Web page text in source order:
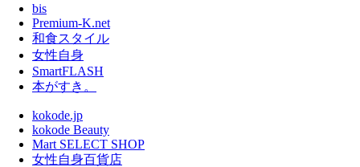
bis
Premium-K.net
和食スタイル
女性自身
SmartFLASH
本がすき。
kokode.jp
kokode Beauty
Mart SELECT SHOP
女性自身百貨店